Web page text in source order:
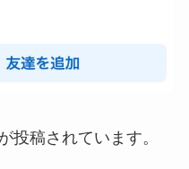
投稿されています。